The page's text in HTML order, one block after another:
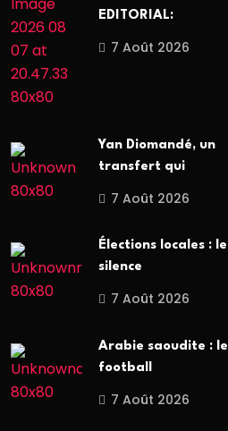
EDITORIAL:
7 Août 2026
Yan Diomandé, un
transfert qui
7 Août 2026
Élections locales : le
silence
7 Août 2026
Arabie saoudite : le
football
7 Août 2026